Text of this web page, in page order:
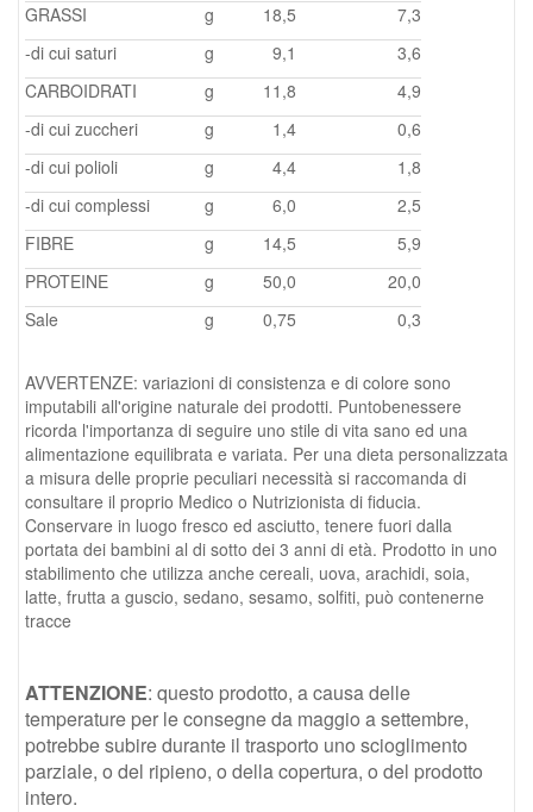
GRASSI
g 18,5
7,3
-di cui saturi
g 9,1
3,6
CARBOIDRATI
g 11,8
4,9
-di cui zuccheri
g 1,4
0,6
-di cui polioli
g 4,4
1,8
-di cui complessi
g 6,0
2,5
FIBRE
g 14,5
5,9
PROTEINE
g 50,0
20,0
Sale
g 0,75 0,3
AVVERTENZE: variazioni di consistenza e di colore sono
imputabili all'origine naturale dei prodotti. Puntobenessere
ricorda l'importanza di seguire uno stile di vita sano ed una
alimentazione equilibrata e variata. Per una dieta personalizzata
a misura delle proprie peculiari necessità si raccomanda di
consultare il proprio Medico o Nutrizionista di fiducia.
Conservare in luogo fresco ed asciutto, tenere fuori dalla
portata dei bambini al di sotto dei 3 anni di età. Prodotto in uno
stabilimento che utilizza anche cereali, uova, arachidi, soia,
latte, frutta a guscio, sedano, sesamo, solfiti, può contenerne
tracce
ATTENZIONE: questo prodotto, a causa delle
temperature per le consegne da maggio a settembre,
potrebbe subire durante il trasporto uno scioglimento
parziale, o del ripieno, o della copertura, o del prodotto
intero.